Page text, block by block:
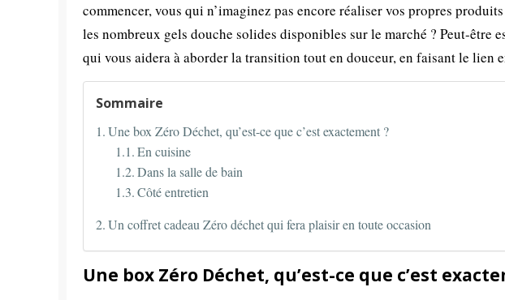
commencer, vous qui n’imaginez pas encore réaliser vos propres
les nombreux gels douche solides disponibles sur le marché ? Peut-être
qui vous aidera à aborder la transition tout en douceur, en faisant le lien
Sommaire
Une box Zéro Déchet, qu’est-ce que c’est exactement ?
En cuisine
Dans la salle de bain
Côté entretien
Un coffret cadeau Zéro déchet qui fera plaisir en toute occasion
Une box Zéro Déchet, qu’est-ce que c’est